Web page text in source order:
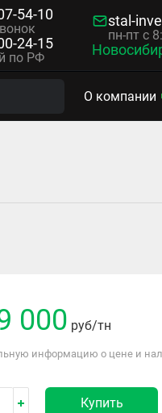
54-10
24-15
по РФ
stal-
пн-пт с
О компании
000 руб/тн
информацию о цене и
Купить